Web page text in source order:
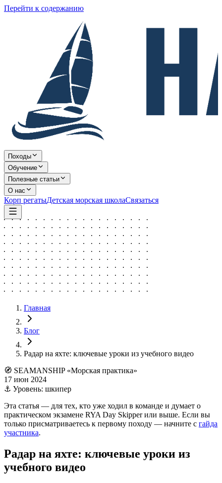
Перейти к содержанию
Походы
Обучение
Полезные статьи
О нас
Корп регатыДетская морская школаСвязаться
Главная
Блог
Радар на яхте: ключевые уроки из учебного видео
🧭 SEAMANSHIP «Морская практика»
17 июн 2024
⚓ Уровень: шкипер
Эта статья — для тех, кто уже ходил в команде и думает о
практическом экзамене RYA Day Skipper или выше. Если вы
только присматриваетесь к первому походу — начните с гайда
участника.
Радар на яхте: ключевые уроки из
учебного видео